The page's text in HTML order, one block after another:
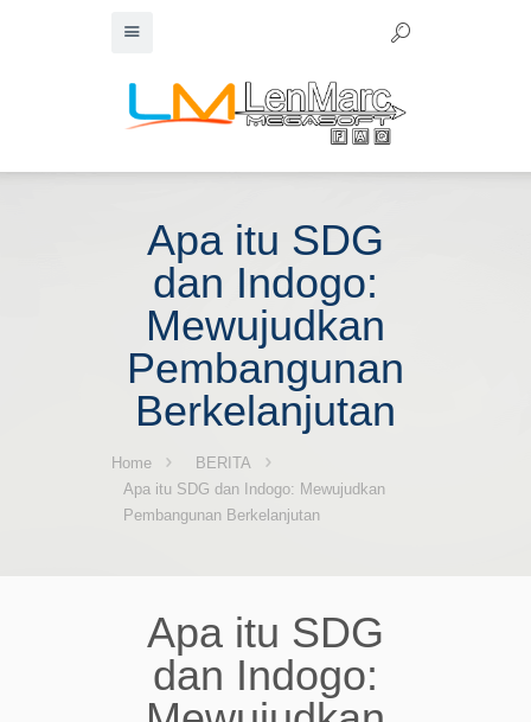
Apa itu SDG
dan Indogo:
Mewujudkan
Pembangunan
Berkelanjutan
Home
BERITA
Apa itu SDG dan Indogo: Mewujudkan
Pembangunan Berkelanjutan
Apa itu SDG
dan Indogo: